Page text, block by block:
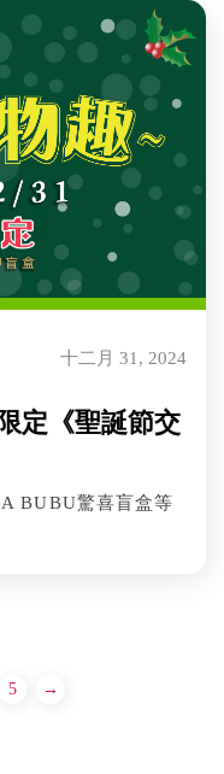
十二月 31, 2024
定《聖誕節交
BUBU驚喜盲盒等
5 →